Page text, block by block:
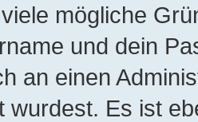
mögliche
und dein
an einen
wurdest. Es ist